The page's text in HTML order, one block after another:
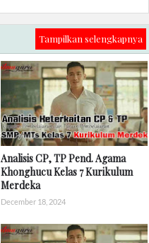
Tampilkan selengkapnya
Analisis CP, TP Pend. Agama
Khonghucu Kelas 7 Kurikulum
Merdeka
December 18, 2024